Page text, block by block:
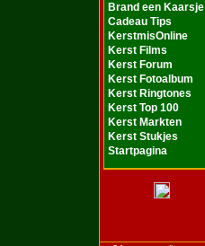
Brand een Kaarsje
Cadeau Tips
KerstmisOnline
Kerst Films
Kerst Forum
Kerst Fotoalbum
Kerst Ringtones
Kerst Top 100
Kerst Markten
Kerst Stukjes
Startpagina